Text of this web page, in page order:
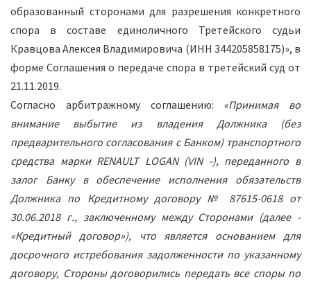
образованный сторонами для разрешения конкретного
спора в составе единоличного Третейского судьи
Кравцова Алексея Владимировича (ИНН 344205858175)», в
форме Соглашения о передаче спора в третейский суд от
21.11.2019.
Согласно арбитражному соглашению: «Принимая во
внимание выбытие из владения Должника (без
предварительного согласования с Банком) транспортного
средства марки RENAULT LOGAN (VIN -), переданного в
залог Банку в обеспечение исполнения обязательств
Должника по Кредитному договору № 87615-0618 от
30.06.2018 г., заключенному между Сторонами (далее -
«Кредитный договор»), что является основанием для
досрочного истребования задолженности по указанному
договору, Стороны договорились передать все споры по